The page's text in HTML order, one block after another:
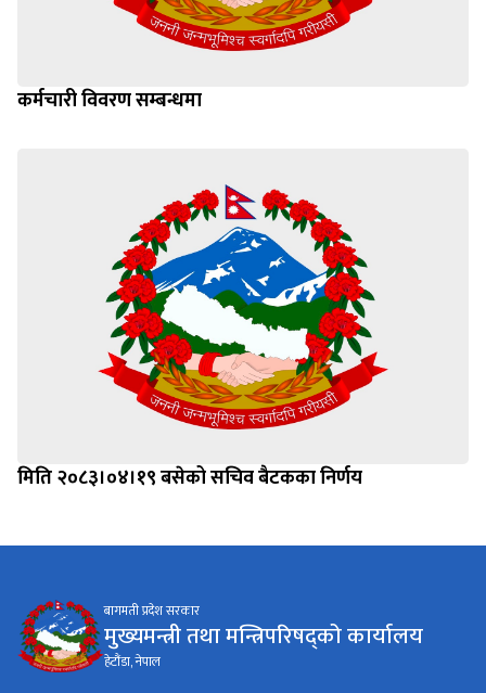
कर्मचारी विवरण सम्बन्धमा
मिति २०८३।०४।१९ बसेको सचिव बैटकका निर्णय
बागमती प्रदेश सरकार
मुख्यमन्त्री तथा मन्त्रिपरिषद्को कार्यालय
हेटौंडा, नेपाल